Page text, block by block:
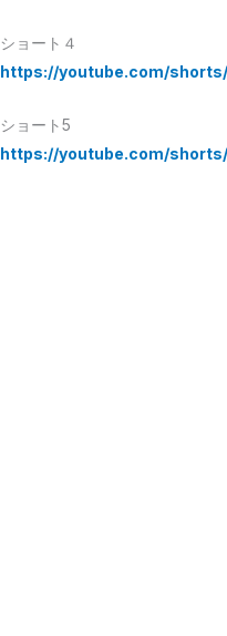
ショート４
https://youtube.com/
ショート5
https://youtube.com/shorts/